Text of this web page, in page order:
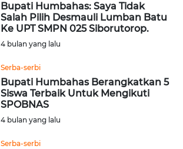
Bupati Humbahas: Saya Tidak
Salah Pilih Desmauli Lumban Batu
Ke UPT SMPN 025 Siborutorop.
4 bulan yang lalu
Serba-serbi
Bupati Humbahas Berangkatkan 5
Siswa Terbaik Untuk Mengikuti
SPOBNAS
4 bulan yang lalu
Serba-serbi